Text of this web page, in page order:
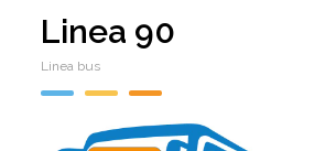
Linea 90
Linea bus